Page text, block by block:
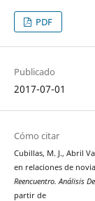
PDF
Publicado
2017-07-01
Cómo citar
Cubillas, M. J., Abril
en relaciones de
Reencuentro. Análisis
partir de